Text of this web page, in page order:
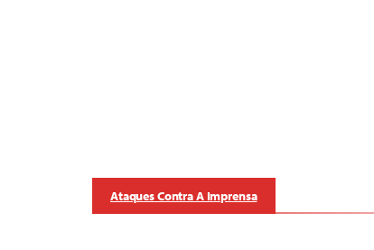
Ataques Contra A Imprensa